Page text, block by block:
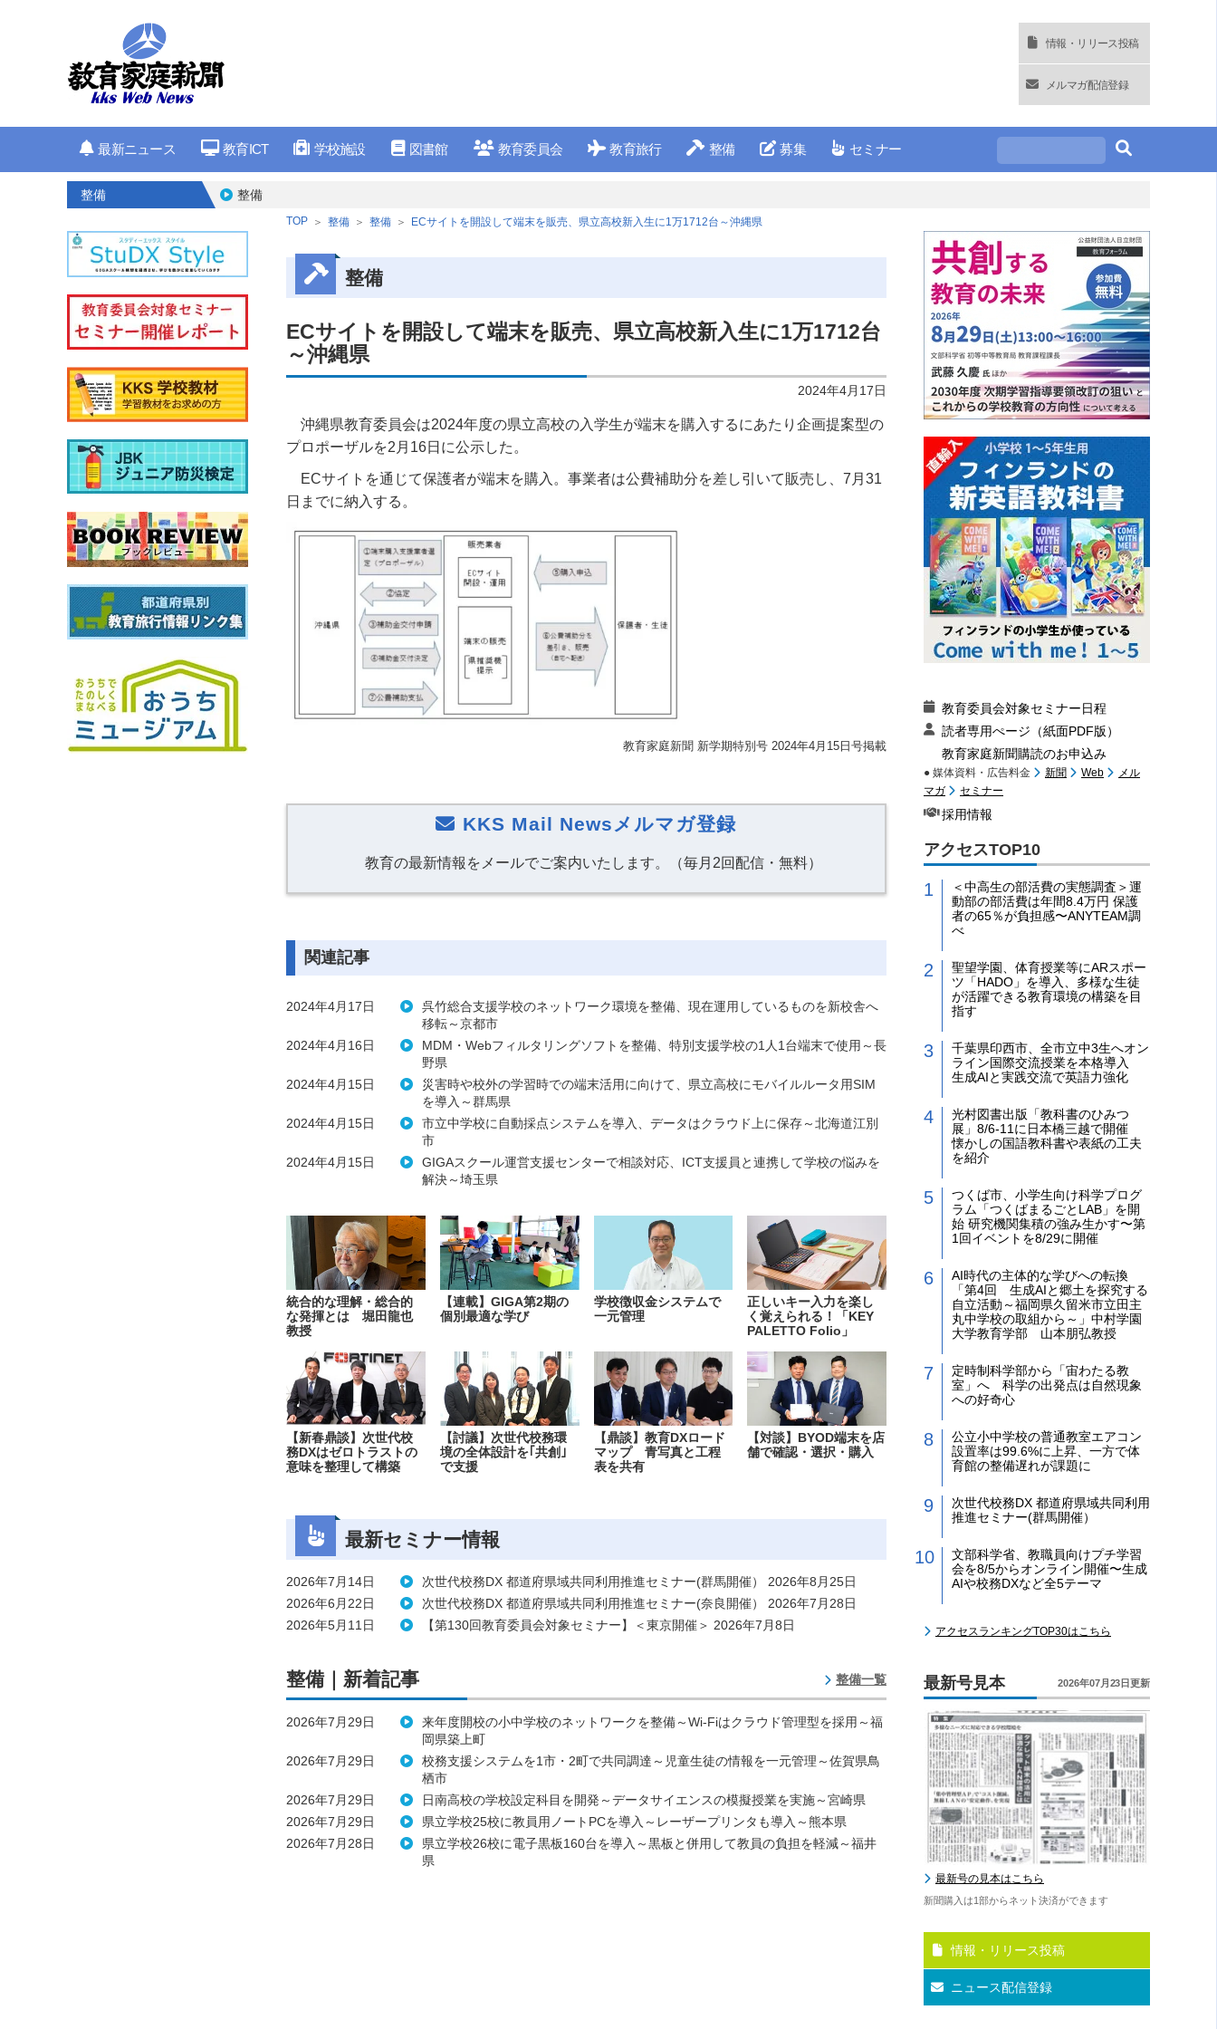
情報・リリース投稿
メルマガ配信登録
最新ニュース 教育ICT 学校施設 図書館 教育委員会 教育旅行 整備 募集 セミナー
整備 整備
TOP 整備 整備 ECサイトを開設して端末を販売、県立高校新入生に1万1712台～沖縄県
整備
ECサイトを開設して端末を販売、県立高校新入生に1万1712台
～沖縄県
2024年4月17日
沖縄県教育委員会は2024年度の県立高校の入学生が端末を購入するにあたり企画提案型の
プロポーザルを2月16日に公示した。
ECサイトを通じて保護者が端末を購入。事業者は公費補助分を差し引いて販売し、7月31
日までに納入する。
教育家庭新聞 新学期特別号 2024年4月15日号掲載
KKS Mail Newsメルマガ登録
教育の最新情報をメールでご案内いたします。（毎月2回配信・無料）
関連記事
2024年4月17日
呉竹総合支援学校のネットワーク環境を整備、現在運用しているものを新校舎へ
移転～京都市
2024年4月16日
MDM・Webフィルタリングソフトを整備、特別支援学校の1人1台端末で使用～長
野県
2024年4月15日
災害時や校外の学習時での端末活用に向けて、県立高校にモバイルルータ用SIM
を導入～群馬県
2024年4月15日
市立中学校に自動採点システムを導入、データはクラウド上に保存～北海道江別
市
2024年4月15日
GIGAスクール運営支援センターで相談対応、ICT支援員と連携して学校の悩みを
解決～埼玉県
統合的な理解・総合的
な発揮とは 堀田龍也
教授
【連載】GIGA第2期の
個別最適な学び
学校徴収金システムで
一元管理
正しいキー入力を楽し
く覚えられる！「KEY
PALETTO Folio」
【新春鼎談】次世代校
務DXはゼロトラストの
意味を整理して構築
【討議】次世代校務環
境の全体設計を｢共創｣
で支援
【鼎談】教育DXロード
マップ 青写真と工程
表を共有
【対談】BYOD端末を店
舗で確認・選択・購入
最新セミナー情報
2026年7月14日
次世代校務DX 都道府県域共同利用推進セミナー(群馬開催） 2026年8月25日
2026年6月22日
次世代校務DX 都道府県域共同利用推進セミナー(奈良開催） 2026年7月28日
2026年5月11日
【第130回教育委員会対象セミナー】＜東京開催＞ 2026年7月8日
整備｜新着記事 整備一覧
2026年7月29日
来年度開校の小中学校のネットワークを整備～Wi-Fiはクラウド管理型を採用～福
岡県築上町
2026年7月29日
校務支援システムを1市・2町で共同調達～児童生徒の情報を一元管理～佐賀県鳥
栖市
2026年7月29日
日南高校の学校設定科目を開発～データサイエンスの模擬授業を実施～宮崎県
2026年7月29日
県立学校25校に教員用ノートPCを導入～レーザープリンタも導入～熊本県
2026年7月28日
県立学校26校に電子黒板160台を導入～黒板と併用して教員の負担を軽減～福井
県
教育委員会対象セミナー日程
読者専用ぺージ（紙面PDF版）
教育家庭新聞購読のお申込み
● 媒体資料・広告料金 新聞 Web
メル
マガ
セミナー
採用情報
アクセスTOP10
＜中高生の部活費の実態調査＞運
動部の部活費は年間8.4万円 保護
者の65％が負担感〜ANYTEAM調
べ
聖望学園、体育授業等にARスポー
ツ「HADO」を導入、多様な生徒
が活躍できる教育環境の構築を目
指す
千葉県印西市、全市立中3生へオン
ライン国際交流授業を本格導入
生成AIと実践交流で英語力強化
光村図書出版「教科書のひみつ
展」8/6-11に日本橋三越で開催
懐かしの国語教科書や表紙の工夫
を紹介
つくば市、小学生向け科学プログ
ラム「つくばまるごとLAB」を開
始 研究機関集積の強み生かす〜第
1回イベントを8/29に開催
AI時代の主体的な学びへの転換
「第4回 生成AIと郷土を探究する
自立活動～福岡県久留米市立田主
丸中学校の取組から～」中村学園
大学教育学部 山本朋弘教授
定時制科学部から「宙わたる教
室」へ 科学の出発点は自然現象
への好奇心
公立小中学校の普通教室エアコン
設置率は99.6%に上昇、一方で体
育館の整備遅れが課題に
次世代校務DX 都道府県域共同利用
推進セミナー(群馬開催）
文部科学省、教職員向けプチ学習
会を8/5からオンライン開催〜生成
AIや校務DXなど全5テーマ
アクセスランキングTOP30はこちら
最新号見本 2026年07月23日更新
最新号の見本はこちら
新聞購入は1部からネット決済ができます
情報・リリース投稿
ニュース配信登録